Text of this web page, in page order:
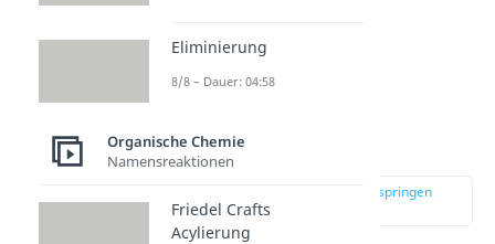
Vorkommen
zur Stelle im Video springen
(02:20)
Eliminierung
8/8 – Dauer: 04:58
Organische Chemie
Namensreaktionen
Friedel Crafts
Acylierung